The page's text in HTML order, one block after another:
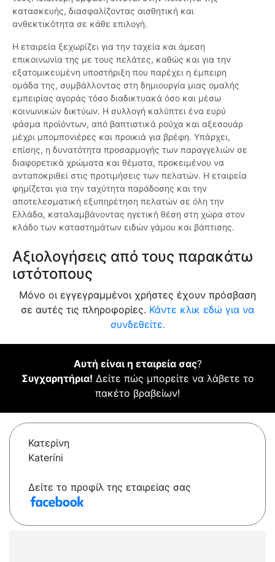
κατασκευής, διασφαλίζοντας αισθητική και
ανθεκτικότητα σε κάθε επιλογή.
Η εταιρεία ξεχωρίζει για την ταχεία και άμεση
επικοινωνία της με τους πελάτες, καθώς και για την
εξατομικευμένη υποστήριξη που παρέχει η έμπειρη
ομάδα της, συμβάλλοντας στη δημιουργία μιας ομαλής
εμπειρίας αγοράς τόσο διαδικτυακά όσο και μέσω
κοινωνικών δικτύων. Η συλλογή καλύπτει ένα ευρύ
φάσμα προϊόντων, από βαπτιστικά ρούχα και αξεσουάρ
μέχρι μπομπονιέρες και προικιά για βρέφη. Υπάρχει,
επίσης, η δυνατότητα προσαρμογής των παραγγελιών σε
διαφορετικά χρώματα και θέματα, προκειμένου να
ανταποκριθεί στις προτιμήσεις των πελατών. Η εταιρεία
φημίζεται για την ταχύτητα παράδοσης και την
αποτελεσματική εξυπηρέτηση πελατών σε όλη την
Ελλάδα, καταλαμβάνοντας ηγετική θέση στη χώρα στον
κλάδο των καταστημάτων ειδών γάμου και βάπτισης.
Αξιολογήσεις από τους παρακάτω
ιστότοπους
Μόνο οι εγγεγραμμένοι χρήστες έχουν πρόσβαση
σε αυτές τις πληροφορίες. Κάντε κλικ εδώ για να
συνδεθείτε.
Αυτή είναι η εταιρεία σας?
Συγχαρητήρια! Δείτε πώς μπορείτε να λάβετε το
πακέτο βραβείων!
Κατερίνη
Kateríni
Δείτε το προφίλ της εταιρείας σας